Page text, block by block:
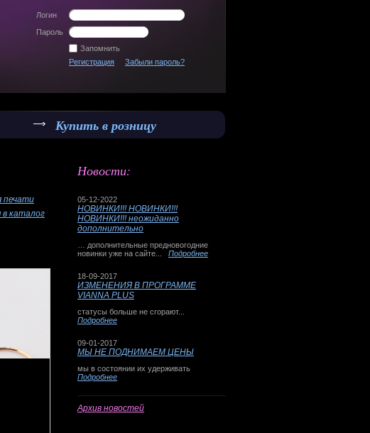
Логин
Пароль
Запомнить
Регистрация
Забыли пароль?
Купить в розницу
печати
в каталог
Новости:
05-12-2022
НОВИНКИ!!! НОВИНКИ!!!
НОВИНКИ!!! неожиданно
дополнительно
… дополнительные предновогодние
новинки уже на сайте... Подробнее
18-09-2017
ИЗМЕНЕНИЯ В ПРОГРАММЕ
VIANNA PLUS
статусы больше не сгорают...
Подробнее
09-01-2017
МЫ НЕ ПОДНИМАЕМ ЦЕНЫ
мы в состоянии их удерживать
Подробнее
Архив новостей